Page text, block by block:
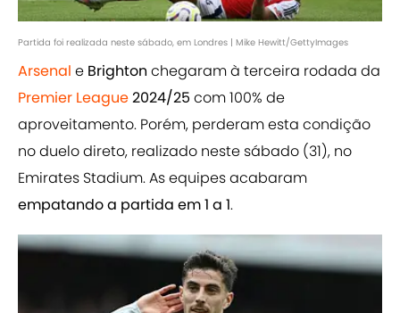
Partida foi realizada neste sábado, em Londres | Mike Hewitt/GettyImages
Arsenal e Brighton chegaram à terceira rodada da
Premier League2024/25 com 100% de
aproveitamento. Porém, perderam esta condição
no duelo direto, realizado neste sábado (31), no
Emirates Stadium. As equipes acabaram
empatando a partida em 1 a 1.